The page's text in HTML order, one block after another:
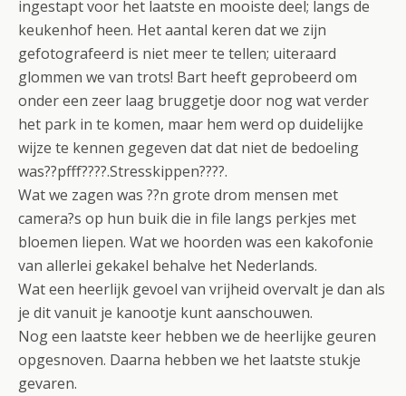
ingestapt voor het laatste en mooiste deel; langs de
keukenhof heen. Het aantal keren dat we zijn
gefotografeerd is niet meer te tellen; uiteraard
glommen we van trots! Bart heeft geprobeerd om
onder een zeer laag bruggetje door nog wat verder
het park in te komen, maar hem werd op duidelijke
wijze te kennen gegeven dat dat niet de bedoeling
was??pfff????.Stresskippen????.
Wat we zagen was ??n grote drom mensen met
camera?s op hun buik die in file langs perkjes met
bloemen liepen. Wat we hoorden was een kakofonie
van allerlei gekakel behalve het Nederlands.
Wat een heerlijk gevoel van vrijheid overvalt je dan als
je dit vanuit je kanootje kunt aanschouwen.
Nog een laatste keer hebben we de heerlijke geuren
opgesnoven. Daarna hebben we het laatste stukje
gevaren.